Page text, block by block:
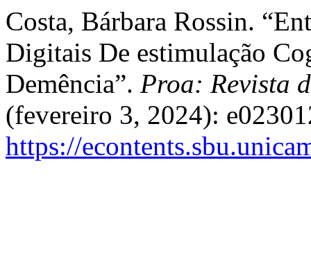
Costa, Bárbara Rossin.
Digitais De estimulação
Demência”. Proa: Revista
(fevereiro 3, 2024):
https://